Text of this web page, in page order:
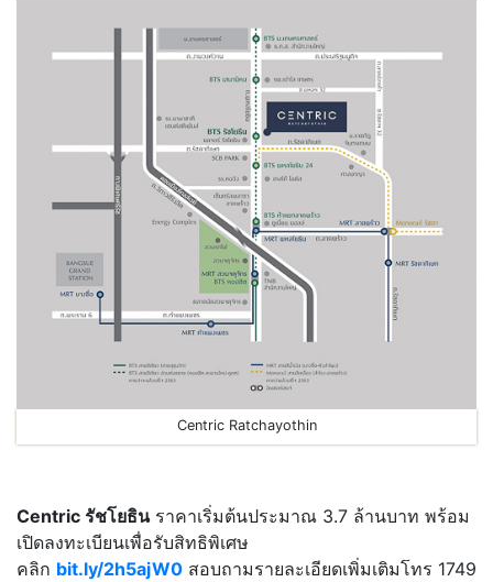
Centric Ratchayothin
Centric รัชโยธินราคาเริ่มต้นประมาณ 3.7 ล้านบาท พร้อม
เปิดลงทะเบียนเพื่อรับสิทธิพิเศษ
คลิก bit.ly/2h5ajW0 สอบถามรายละเอียดเพิ่มเติมโทร 1749